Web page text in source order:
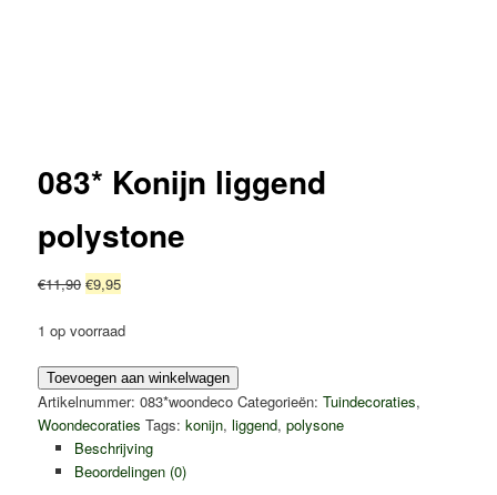
083* Konijn liggend
polystone
€11,90 Oorspronkelijke
was:
€9,95Huidige
is:
1 op voorraad
083*
Konijn
liggend
polystone
aantal
Toevoegen aan winkelwagen
Artikelnummer:083*woondeco Categorieën:Tuindecoraties,
Woondecoraties Tags:konijn,liggend,polysone
Beschrijving
Beoordelingen (0)